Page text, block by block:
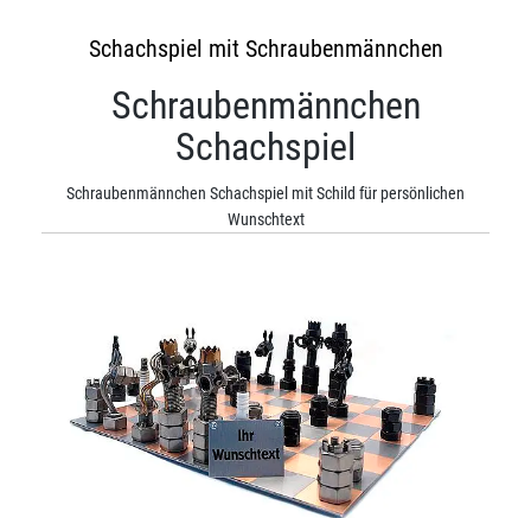
Schachspiel mit Schraubenmännchen
Schraubenmännchen
Schachspiel
Schraubenmännchen Schachspiel mit Schild für persönlichen
Wunschtext